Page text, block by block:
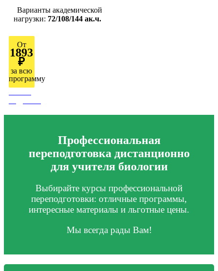
Варианты академической
нагрузки: 72/108/144 ак.ч.
От
1893
₽
за всю
программу
Профессиональная
переподготовка дистанционно
для учителя биологии
Выбирайте курсы профессиональной
переподготовки: отличные программы,
интересные материалы и льготные цены.
Мы всегда рады Вам!